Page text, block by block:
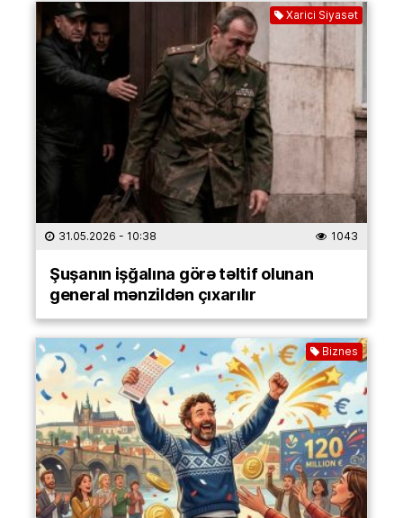
Xarici Siyasət
31.05.2026 - 10:38 1043
Şuşanın işğalına görə təltif olunan
general mənzildən çıxarılır
Biznes